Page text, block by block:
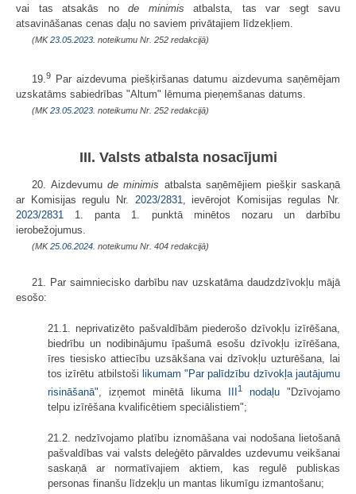
vai tas atsakās no de minimis atbalsta, tas var segt savu
atsavināšanas cenas daļu no saviem privātajiem līdzekļiem.
(MK23.05.2023. noteikumu Nr. 252 redakcijā)
19.9
Par aizdevuma piešķiršanas datumu aizdevuma saņēmējam
uzskatāms sabiedrības "Altum" lēmuma pieņemšanas datums.
(MK23.05.2023. noteikumu Nr. 252 redakcijā)
III. Valsts atbalsta nosacījumi
20. Aizdevumude minimis atbalsta saņēmējiem piešķir saskaņā
ar Komisijas regulu Nr. 2023/2831 , ievērojot Komisijas regulas Nr.
2023/2831
1. panta 1. punktā minētos nozaru un darbību
ierobežojumus.
(MK25.06.2024. noteikumu Nr. 404 redakcijā)
21. Par saimniecisko darbību nav uzskatāma daudzdzīvokļu mājā
esošo:
21.1. neprivatizēto pašvaldībām piederošo dzīvokļu izīrēšana,
biedrību un nodibinājumu īpašumā esošu dzīvokļu izīrēšana,
īres tiesisko attiecību uzsākšana vai dzīvokļu uzturēšana, lai
tos izīrētu atbilstoši likumam "Par palīdzību dzīvokļa jautājumu
risināšanā", izņemot minētā likumaIII 1 nodaļu "Dzīvojamo
telpu izīrēšana kvalificētiem speciālistiem";
21.2. nedzīvojamo platību iznomāšana vai nodošana lietošanā
pašvaldības vai valsts deleģēto pārvaldes uzdevumu veikšanai
saskaņā ar normatīvajiem aktiem, kas regulē publiskas
personas finanšu līdzekļu un mantas likumīgu izmantošanu;